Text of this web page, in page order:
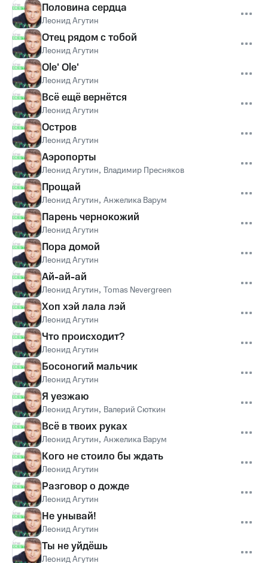
Половина сердца
Леонид Агутин
Отец рядом с тобой
Леонид Агутин
Ole' Ole'
Леонид Агутин
Всё ещё вернётся
Леонид Агутин
Остров
Леонид Агутин
Аэропорты
Леонид Агутин, Владимир Пресняков
Прощай
Леонид Агутин, Анжелика Варум
Парень чернокожий
Леонид Агутин
Пора домой
Леонид Агутин
Ай-ай-ай
Леонид Агутин, Tomas Nevergreen
Хоп хэй лала лэй
Леонид Агутин
Что происходит?
Леонид Агутин
Босоногий мальчик
Леонид Агутин
Я уезжаю
Леонид Агутин, Валерий Сюткин
Всё в твоих руках
Леонид Агутин, Анжелика Варум
Кого не стоило бы ждать
Леонид Агутин
Разговор о дожде
Леонид Агутин
Не унывай!
Леонид Агутин
Ты не уйдёшь
Леонид Агутин